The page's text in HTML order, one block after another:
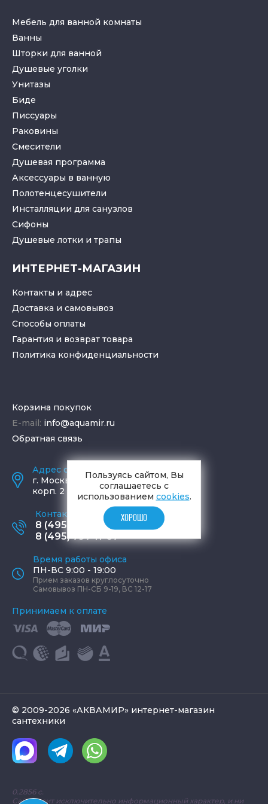
Мебель для ванной комнаты
Ванны
Шторки для ванной
Душевые уголки
Унитазы
Биде
Писсуары
Раковины
Смесители
Душевая программа
Аксессуары в ванную
Полотенцесушители
Инсталляции для санузлов
Cифоны
Душевые лотки и трапы
ИНТЕРНЕТ-МАГАЗИН
Контакты и адрес
Доставка и самовывоз
Способы оплаты
Гарантия и возврат товара
Политика конфиденциальности
Корзина покупок
E-mail: info@aquamir.ru
Обратная связь
Адрес салона и склада
г. Москва
ул. Шаболовка, д. 23,
корп. 2
Контактные телефоны
8 (495) 795-77-65
8 (495) 797-11-67
Время работы офиса
ПН-ВС 9:00 - 19:00
Прием заказов круглосуточно
Самовывоз ПН-СБ 9-19, ВС 12-17
Принимаем к оплате
© 2009-2026 «АКВАМИР» интернет-магазин
сантехники
0.2856 с.
Сайт носит исключительно информационный характер, и ни
Пользуясь сайтом, Вы
соглашаетесь с
использованием cookies.
ХОРОШО